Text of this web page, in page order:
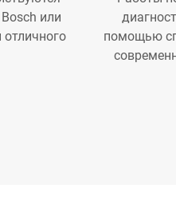
или
помощью